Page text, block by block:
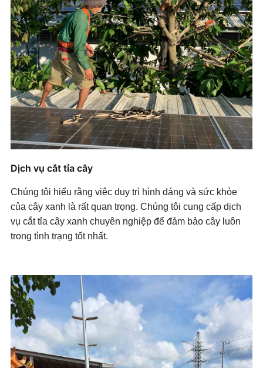
Dịch vụ cắt tỉa cây
Chúng tôi hiểu rằng việc duy trì hình dáng và sức khỏe
của cây xanh là rất quan trọng. Chúng tôi cung cấp dịch
vụ cắt tỉa cây xanh chuyên nghiệp để đảm bảo cây luôn
trong tình trạng tốt nhất.